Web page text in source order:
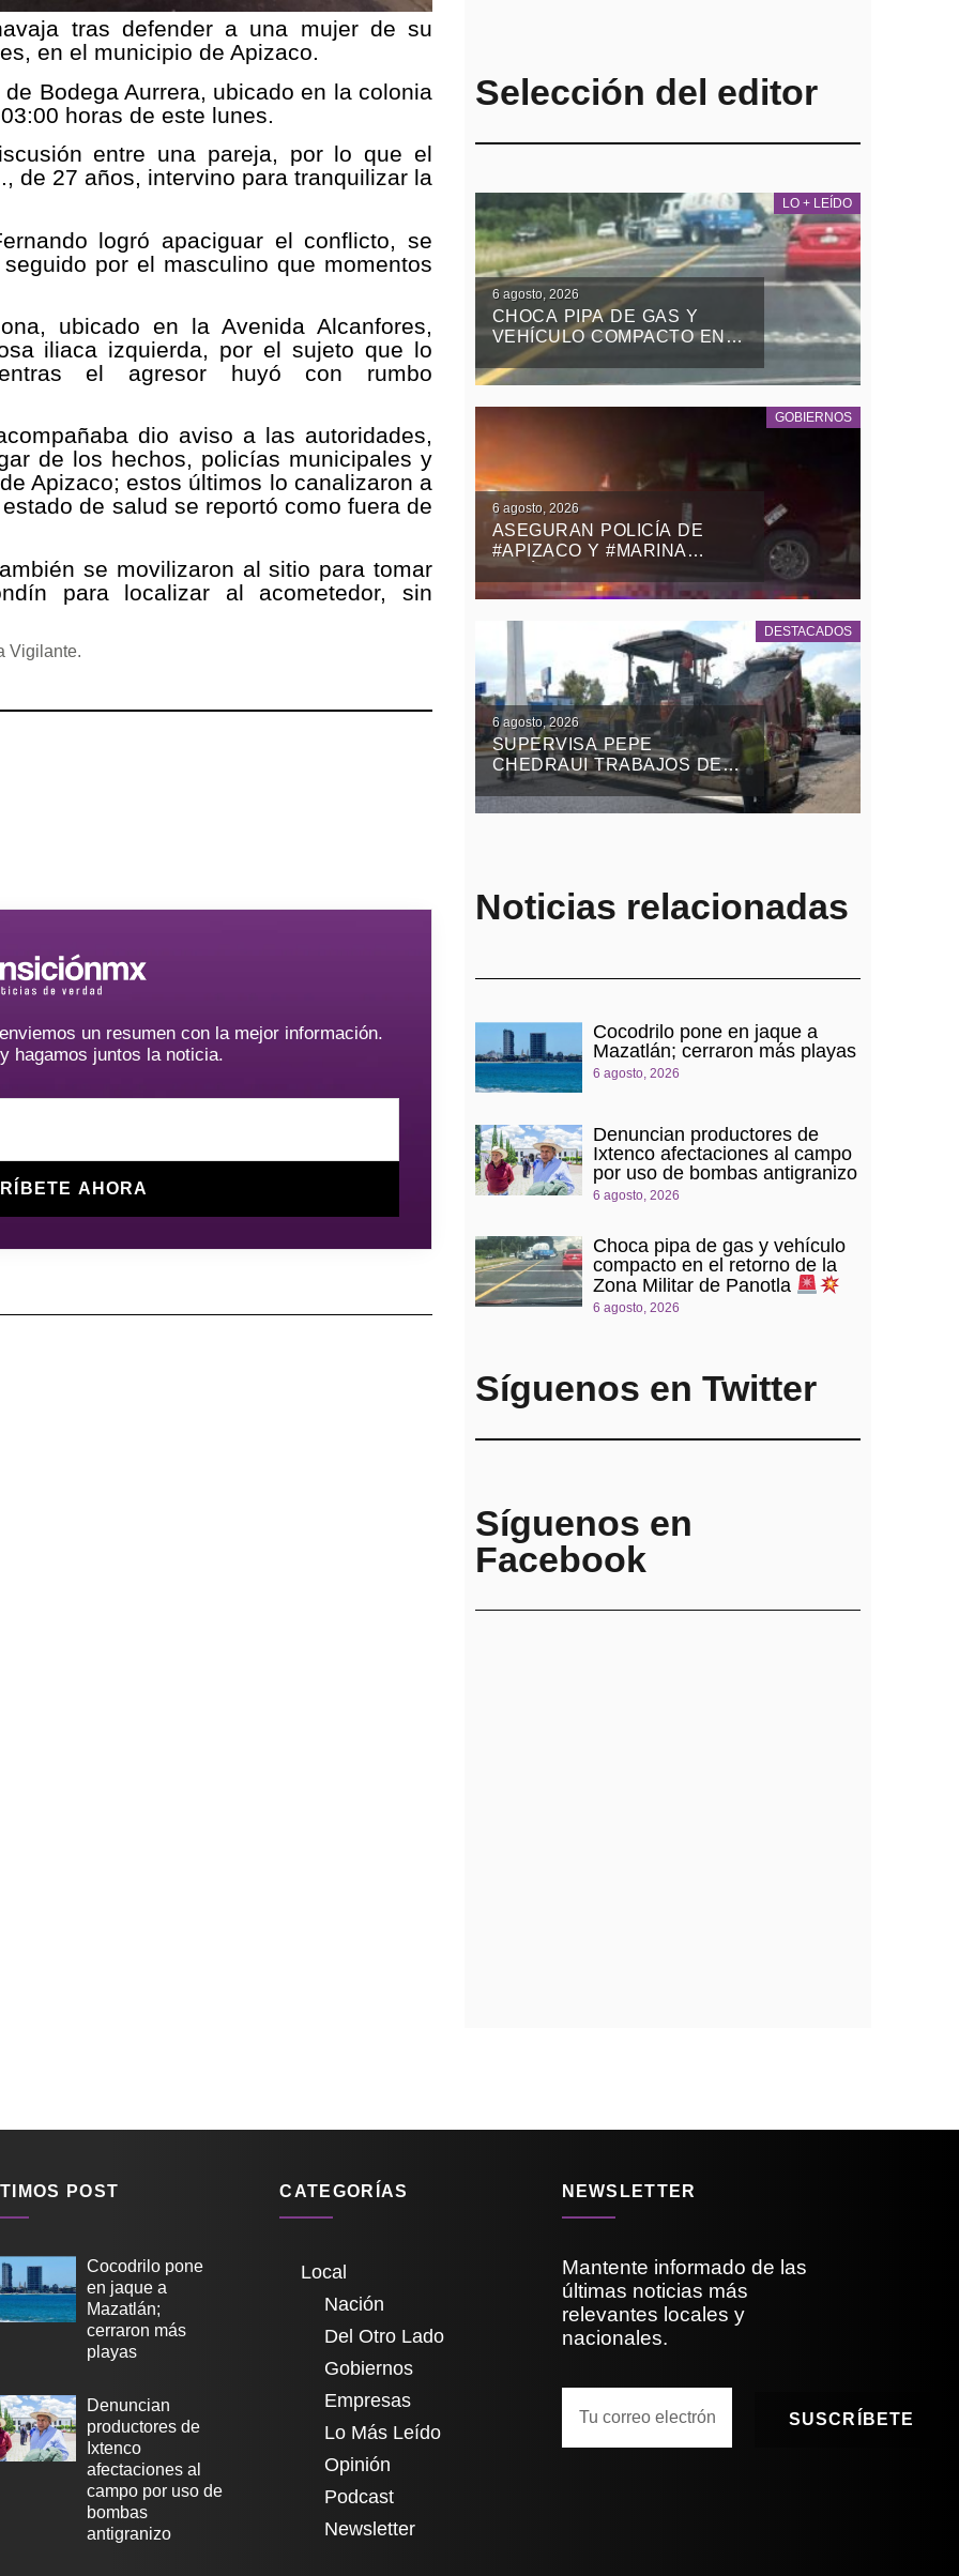
tras defender a una mujer de su
en el municipio de Apizaco.
Bodega Aurrera, ubicado en la colonia
horas de este lunes.
entre una pareja, por lo que el
de 27 años, intervino para tranquilizar la
logró apaciguar el conflicto, se
por el masculino que momentos
ubicado en la Avenida Alcanfores,
iliaca izquierda, por el sujeto que lo
el agresor huyó con rumbo
dio aviso a las autoridades,
de los hechos, policías municipales y
Apizaco; estos últimos lo canalizaron a
de salud se reportó como fuera de
se movilizaron al sitio para tomar
para localizar al acometedor, sin
Vigilante.
un resumen con la mejor información.
hagamos juntos la noticia.
AHORA
Selección del editor
LO + LEÍDO
6 agosto, 2026
CHOCA PIPA DE GAS Y
VEHÍCULO COMPACTO EN
EL RETORNO DE LA ZONA
MILITAR DE PANOTLA
GOBIERNOS
6 agosto, 2026
ASEGURAN POLICÍA DE
#APIZACO Y #MARINA
VEHÍCULO CON REPORTE
DE ROBO Y DETIENEN A UN
DESTACADOS
6 agosto, 2026
SUPERVISA PEPE
CHEDRAUI TRABAJOS DEL
TREN CAPITALINO DE
PAVIMENTACIÓN EN
Noticias relacionadas
Cocodrilo pone en jaque a
Mazatlán; cerraron más playas
6 agosto, 2026
Denuncian productores de
Ixtenco afectaciones al campo
por uso de bombas antigranizo
6 agosto, 2026
Choca pipa de gas y vehículo
compacto en el retorno de la
Zona Militar de Panotla
6 agosto, 2026
Síguenos en Twitter
Síguenos en
Facebook
POST
Cocodrilo pone
en jaque a
Mazatlán;
cerraron más
playas
Denuncian
productores de
Ixtenco
afectaciones al
campo por uso de
bombas
antigranizo
CATEGORÍAS
Local
Nación
Del Otro Lado
Gobiernos
Empresas
Lo Más Leído
Opinión
Podcast
Newsletter
NEWSLETTER
Mantente informado de las
últimas noticias más
relevantes locales y
nacionales.
SUSCRÍBETE